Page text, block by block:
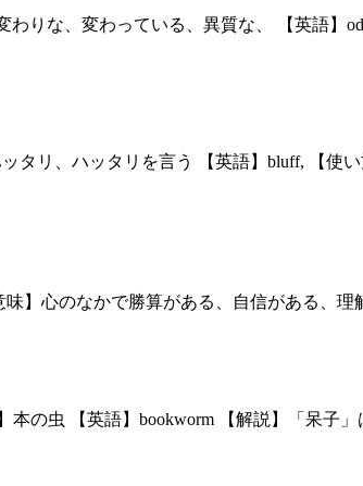
わりな、変わっている、異質な、 【英語
ッタリ、ハッタリを言う 【英語】bluff, 【
】心のなかで勝算がある、自信がある、
本の虫 【英語】bookworm 【解説】「呆